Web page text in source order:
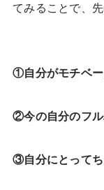
てみることで、先
①自分がモチベー
②今の自分のフ
③自分にとってち